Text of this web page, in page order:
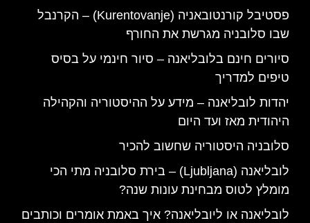
פסטיבל קורנטובאניה (Kurentovanje) – הקרנבל
שבו סלובניה מגרשת את החורף
סיורים חינם בלובליאנה – סיור חינמי על בסיס
טיפים למדריך
יהדות לובליאנה – מידע על ההיסטוריה והקהילה
היהודית מאז ועד היום
סלובניה היסטוריה שחשוב להכיר
לובליאנה (Ljubljana) – בירת סלובניה מתי הכי
מומלץ לטוס מבחינת עונות שנה?
לובליאנה או ליובליאנה? איך באמת אומרים וכותבים